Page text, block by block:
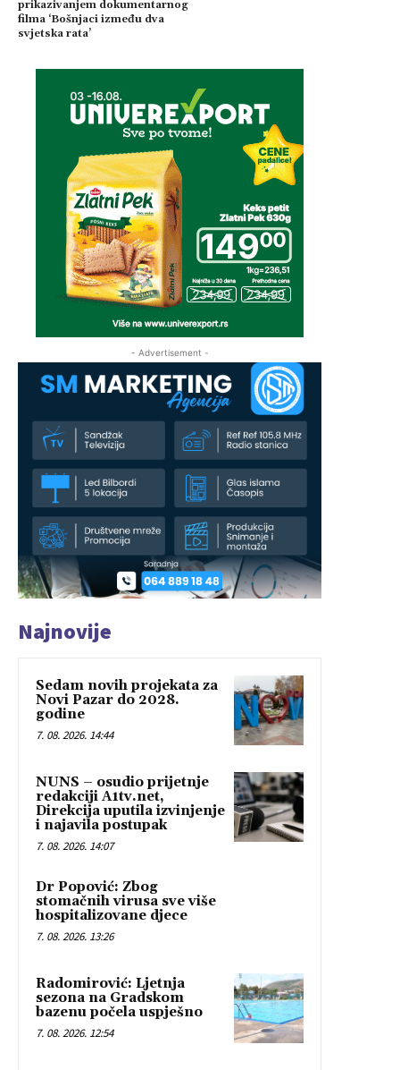
prikazivanjem dokumentarnog
filma ‘Bošnjaci između dva
svjetska rata’
- Advertisement -
Najnovije
Sedam novih projekata za
Novi Pazar do 2028.
godine
7. 08. 2026. 14:44
NUNS – osudio prijetnje
redakciji A1tv.net,
Direkcija uputila izvinjenje
i najavila postupak
7. 08. 2026. 14:07
Dr Popović: Zbog
stomačnih virusa sve više
hospitalizovane djece
7. 08. 2026. 13:26
Radomirović: Ljetnja
sezona na Gradskom
bazenu počela uspješno
7. 08. 2026. 12:54